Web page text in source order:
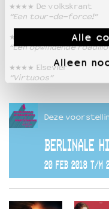
Alle
Alleen
★★★★ De volkskrant
“Een tour-de-force!”
★★★★ Het parool
“Een opwindende
★★★★ Elsevier
“Virtuoos”
Deze
BERLINALE
20 FEB 2018 T/M